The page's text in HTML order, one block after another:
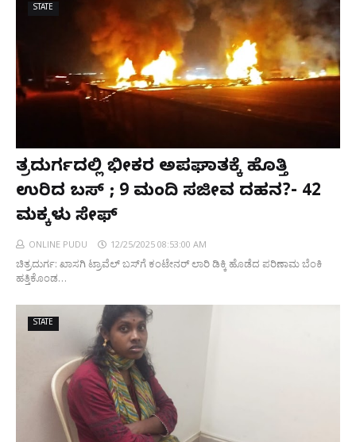
STATE
ಚಿತ್ರದುರ್ಗದಲ್ಲಿ ಭೀಕರ ಅಪಘಾತಕ್ಕೆ ಹೊತ್ತಿ
ಉರಿದ ಬಸ್ ; 9 ಮಂದಿ ಸಜೀವ ದಹನ?- 42
ಮಕ್ಕಳು ಸೇಫ್
ONLINE PUDU 12/25/2025 08:53:00 AM
ಚಿತ್ರದುರ್ಗ: ಖಾಸಗಿ ಟ್ರಾವೆಲ್ ಬಸ್‌ಗೆ ಕಂಟೇನರ್​​ ಲಾರಿ ಡಿಕ್ಕಿ ಹೊಡೆದ ಪರಿಣಾಮ ಬೆಂಕಿ
ಹತ್ತಿಕೊಂಡ…
STATE